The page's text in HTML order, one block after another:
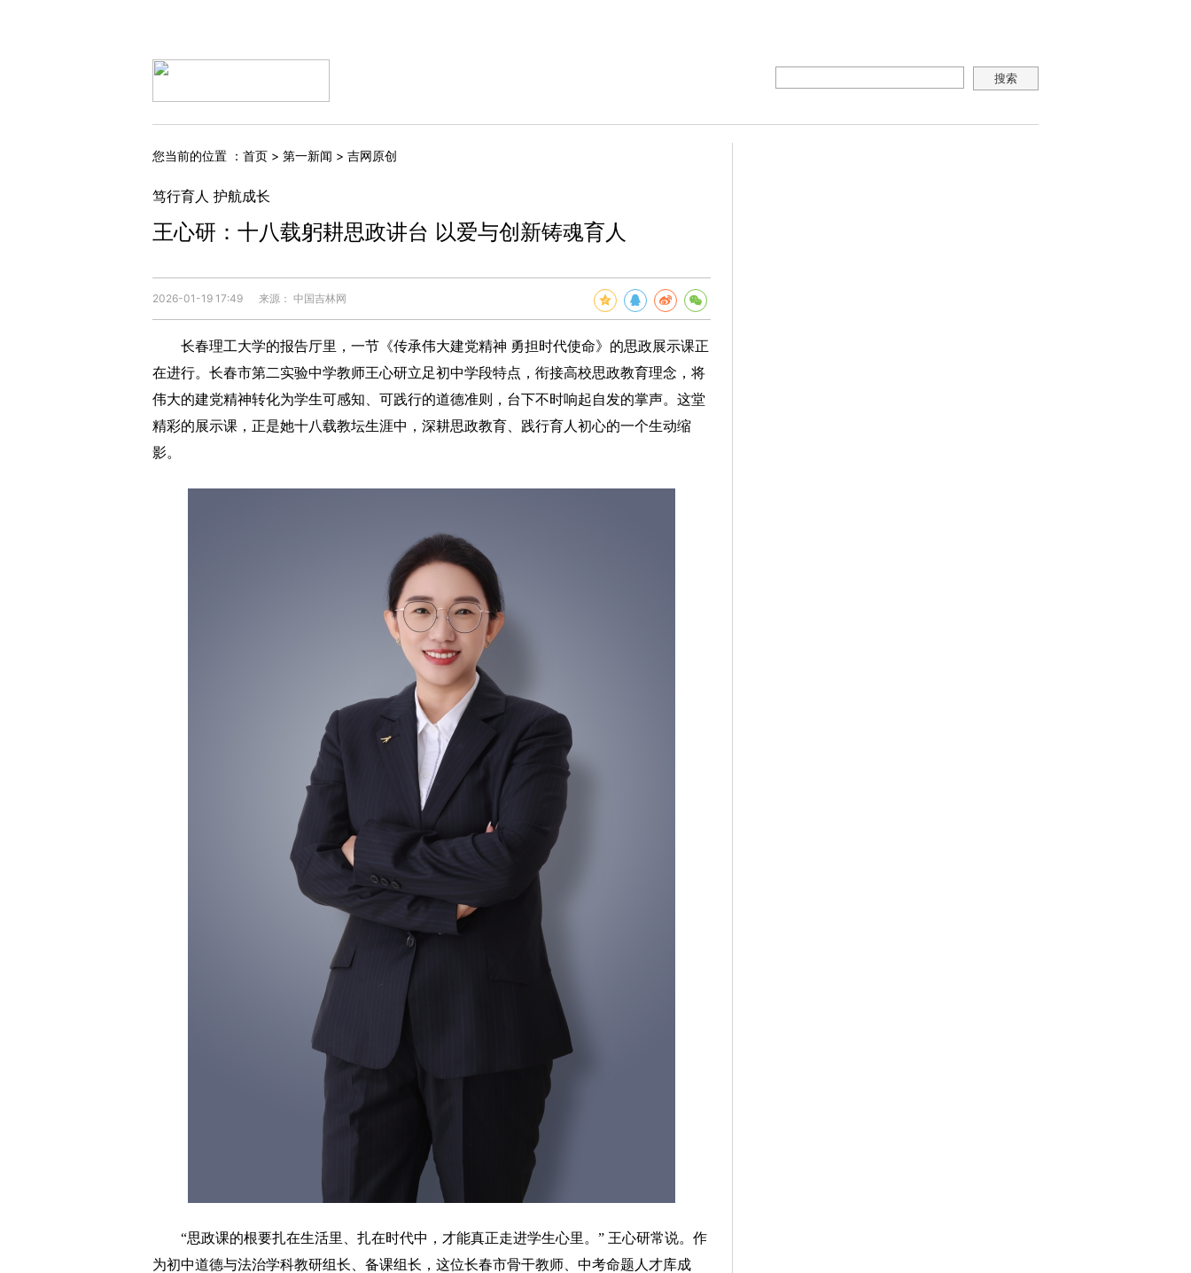
您当前的位置 ： 首页 > 第一新闻 > 吉网原创
笃行育人 护航成长
王心研：十八载躬耕思政讲台 以爱与创新铸魂育人
2026-01-19 17:49 来源： 中国吉林网
长春理工大学的报告厅里，一节《传承伟大建党精神 勇担时代使命》的思政展示课正
在进行。长春市第二实验中学教师王心研立足初中学段特点，衔接高校思政教育理念，将
伟大的建党精神转化为学生可感知、可践行的道德准则，台下不时响起自发的掌声。这堂
精彩的展示课，正是她十八载教坛生涯中，深耕思政教育、践行育人初心的一个生动缩
影。
“思政课的根要扎在生活里、扎在时代中，才能真正走进学生心里。” 王心研常说。作
为初中道德与法治学科教研组长、备课组长，这位长春市骨干教师、中考命题人才库成